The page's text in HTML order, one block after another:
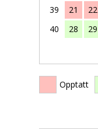
39
21 22
40
28 29
Opptatt